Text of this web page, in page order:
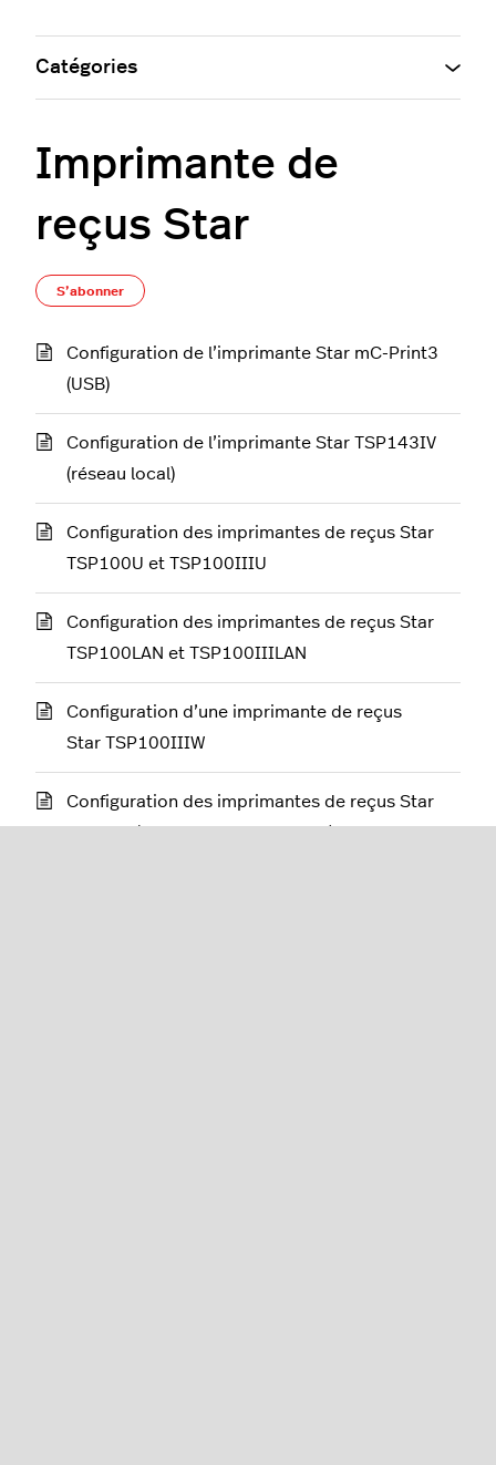
Imprimante de
reçus Star
S’abonner
Configuration de l’imprimante Star mC-Print3
(USB)
Configuration de l’imprimante Star TSP143IV
(réseau local)
Configuration des imprimantes de reçus Star
TSP100U et TSP100IIIU
Configuration des imprimantes de reçus Star
TSP100LAN et TSP100IIILAN
Configuration d’une imprimante de reçus
Star TSP100IIIW
Configuration des imprimantes de reçus Star
Catégories